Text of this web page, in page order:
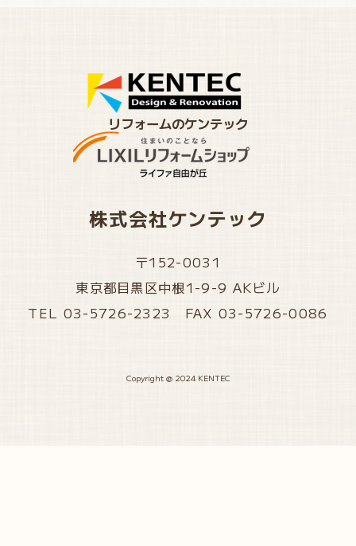
リフォームのケンテック
株式会社ケンテック
〒152-0031
東京都目黒区中根1-9-9 AKビル
TEL 03-5726-2323 FAX 03-5726-0086
Copyright @ 2024 KENTEC